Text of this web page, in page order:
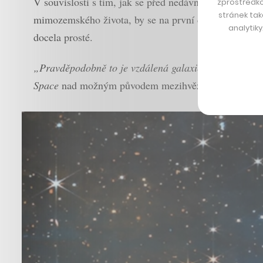
mimozemského života, by se na první dobrou
docela prosté.
„Pravděpodobně to je vzdálená galaxie nebo více
Space nad možným původem mezihvězdné
stránek